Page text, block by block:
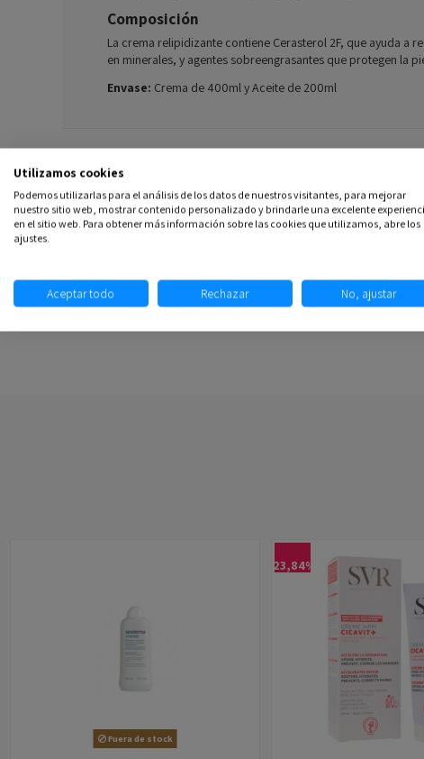
Composición
La crema relipidizante contiene Cerasterol 2F, que ayuda a
en minerales, y agentes sobreengrasantes que protegen la
Envase: Crema de 400ml y Aceite de 200ml
Comentarios(0)
Fuera de stock
-23,84%
Utilizamos cookies
Podemos utilizarlas para el análisis de los datos de nuestros visitantes, para mejorar
nuestro sitio web, mostrar contenido personalizado y brindarle una excelente
en el sitio web. Para obtener más información sobre las cookies que utilizamos, abre los
ajustes.
Aceptar todo Rechazar No, ajustar